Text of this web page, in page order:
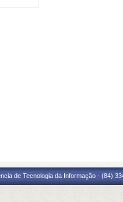
de Tecnologia da Informação - (84)